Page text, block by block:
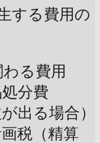
する費用の
る費用
分費
出る場合）
税（精算